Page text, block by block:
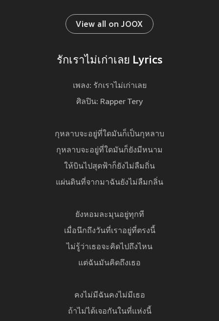
View all on JOOX
รักเราไม่เก่าเลย Lyrics
เพลง: รักเราไม่เก่าเลย
ศิลปิน: Rapper Tery
กุหลาบจะอยู่ที่ใดมันก็เป็นกุหลาบ
กุหลาบจะอยู่ที่ใดมันก็ยังมีหนาม
ให้บินไปสุดฟ้าก็ยังไม่ลืมถิ่น
แผ่นดินที่จากมาฉันยังไม่ลืมกลิ่น
ยังหอมละมุนอยู่ทุกที
เมื่อนึกถึงวันที่เราอยู่ที่ตรงนี้
ไม่รู้ว่าเธอจะคิดไปถึงไหน
แต่ฉันมันคิดถึงเธอ
คงไม่มีฉันคงไม่มีเธอ
ถ้าไม่ได้เจอกันในที่แห่งนี้